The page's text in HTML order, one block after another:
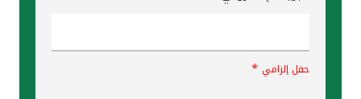
حقل إلزامي *